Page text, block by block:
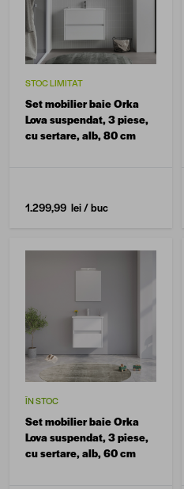
STOC LIMITAT
Set mobilier baie Orka
Lova suspendat, 3 piese,
cu sertare, alb, 80 cm
1.299,99 lei/ buc
ÎN STOC
Set mobilier baie Orka
Lova suspendat, 3 piese,
cu sertare, alb, 60 cm